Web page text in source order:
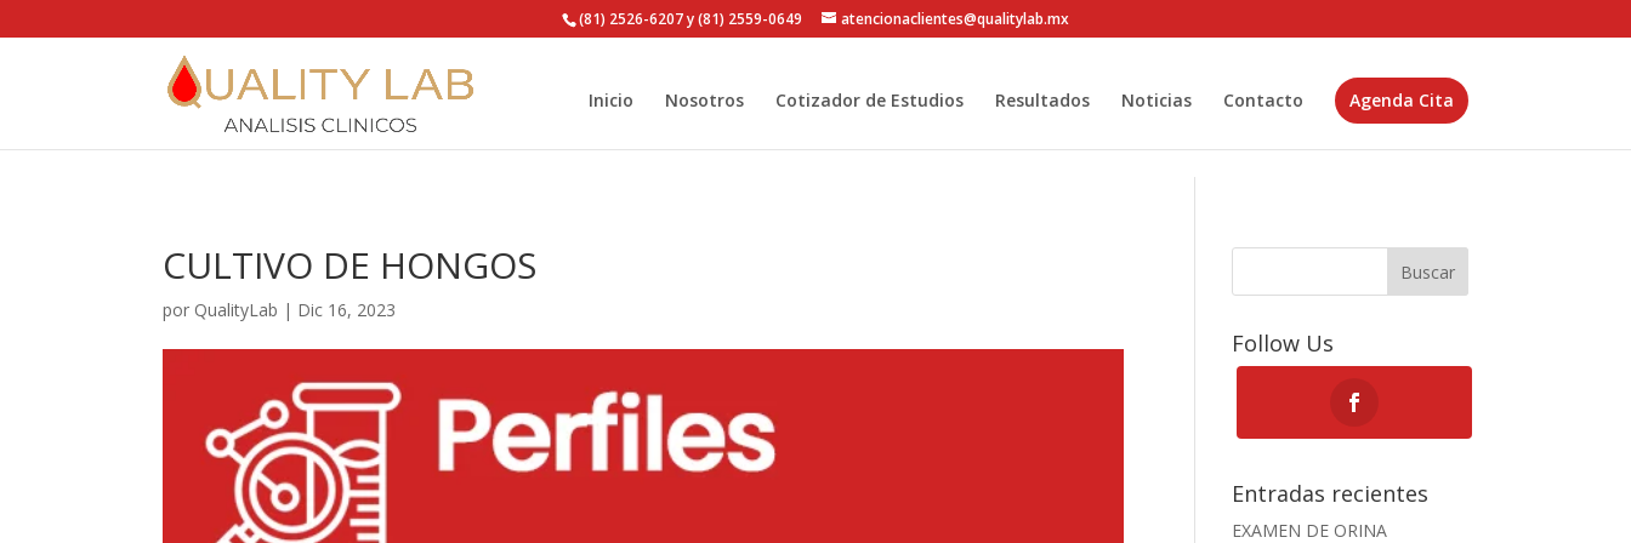
(81) 2526-6207 y (81) 2559-0649 atencionaclientes@qualitylab.mx
Inicio Nosotros Cotizador de Estudios Resultados Noticias Contacto Agenda Cita
CULTIVO DE HONGOS
por QualityLab | Dic 16, 2023
Buscar
Follow Us
Entradas recientes
EXAMEN DE ORINA